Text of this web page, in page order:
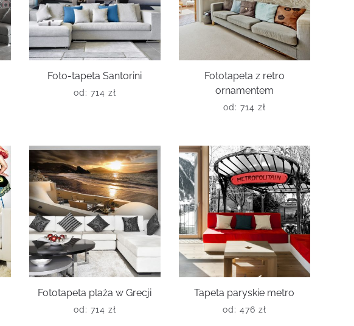
Foto-tapeta Santorini
od: 714 zł
Fototapeta z retro
ornamentem
od: 714 zł
Fototapeta plaża w Grecji
od: 714 zł
Tapeta paryskie metro
od: 476 zł